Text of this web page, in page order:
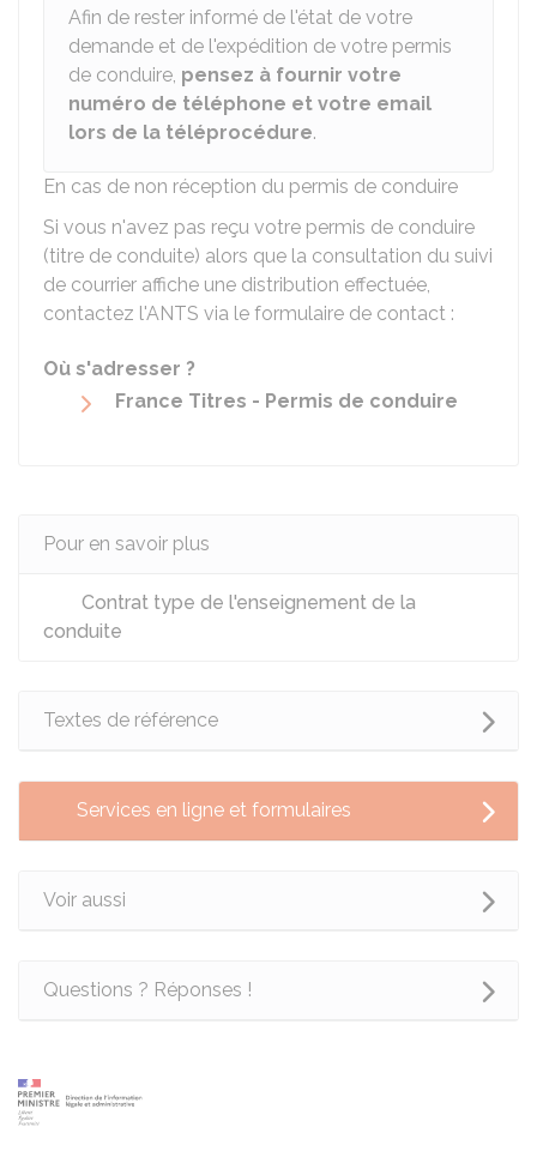
Afin de rester informé de l'état de votre
demande et de l'expédition de votre permis
de conduire, pensez à fournir votre
numéro de téléphone et votre email
lors de la téléprocédure.
En cas de non réception du permis de conduire
Si vous n'avez pas reçu votre permis de conduire
(titre de conduite) alors que la consultation du suivi
de courrier affiche une distribution effectuée,
contactez l'ANTS via le formulaire de contact :
Où s'adresser ?
France Titres - Permis de conduire
Pour en savoir plus
Contrat type de l'enseignement de la
conduite
Textes de référence
Services en ligne et formulaires
Voir aussi
Questions ? Réponses !